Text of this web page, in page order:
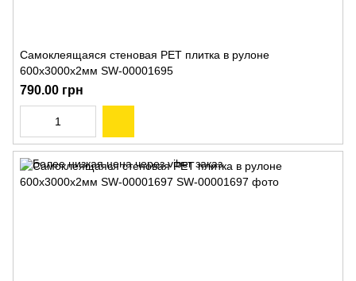
Самоклеящаяся стеновая PET плитка в рулоне
600х3000х2мм SW-00001695
790.00 грн